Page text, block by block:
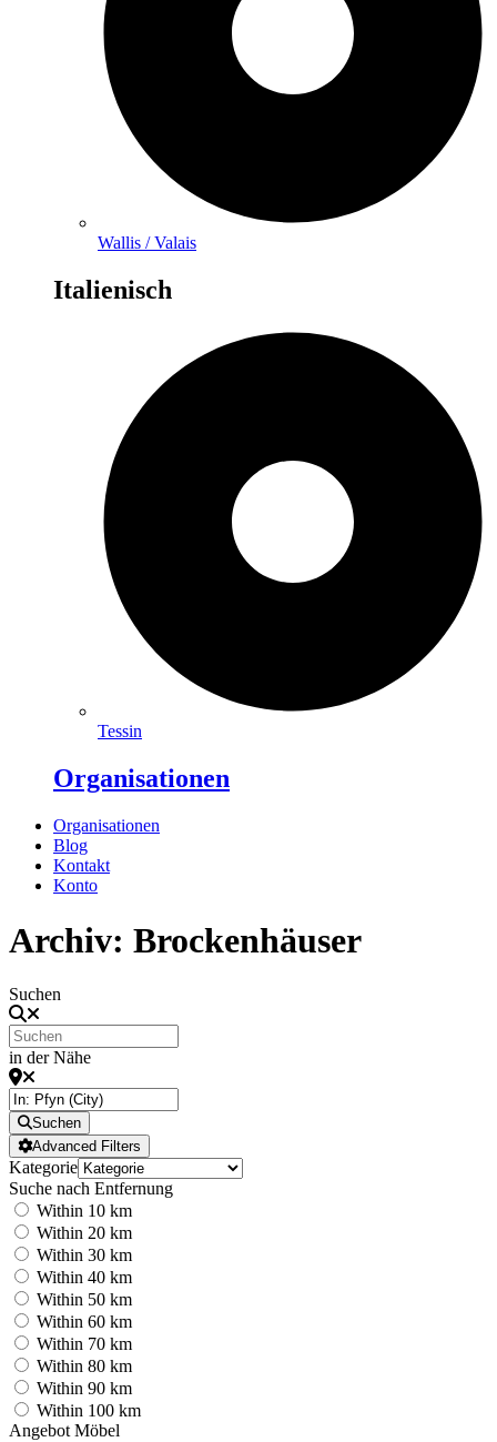
Wallis / Valais
Italienisch
Tessin
Organisationen
Organisationen
Blog
Kontakt
Konto
Archiv: Brockenhäuser
Suchen
in der Nähe
Suchen
Advanced Filters
Kategorie
Suche nach Entfernung
Within 10 km
Within 20 km
Within 30 km
Within 40 km
Within 50 km
Within 60 km
Within 70 km
Within 80 km
Within 90 km
Within 100 km
Angebot Möbel